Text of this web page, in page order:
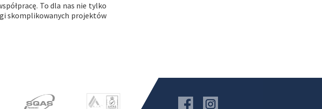
To dla nas nie tylko
skomplikowanych projektów